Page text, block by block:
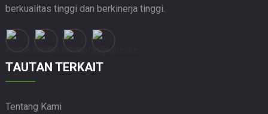
berkualitas tinggi dan berkinerja tinggi.
TAUTAN TERKAIT
Tentang Kami